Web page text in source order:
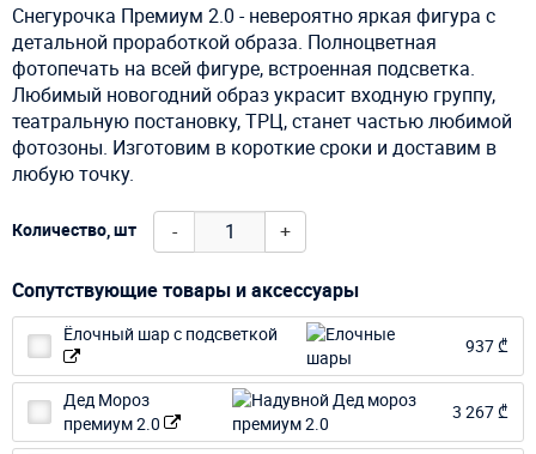
Снегурочка Премиум 2.0 - невероятно яркая фигура с
детальной проработкой образа. Полноцветная
фотопечать на всей фигуре, встроенная подсветка.
Любимый новогодний образ украсит входную группу,
театральную постановку, ТРЦ, станет частью любимой
фотозоны. Изготовим в короткие сроки и доставим в
любую точку.
Количество, шт - +
Сопутствующие товары и аксессуары
Ёлочный шар с подсветкой
937 ₾
Дед Мороз
премиум 2.0
3 267 ₾